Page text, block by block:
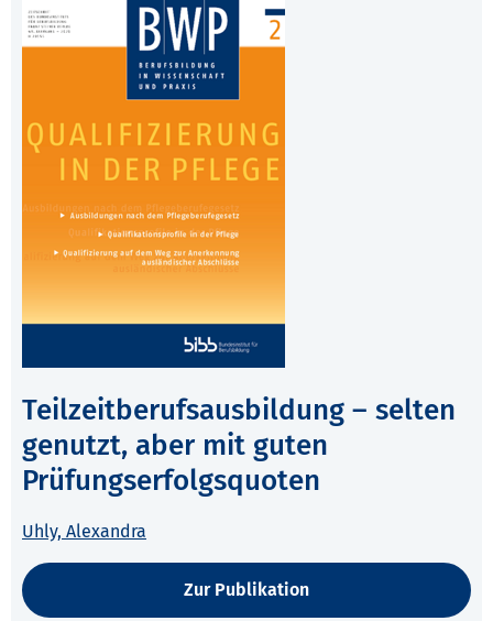
Teilzeitberufsausbildung – selten
genutzt, aber mit guten
Prüfungserfolgsquoten
Uhly, Alexandra
Zur Publikation